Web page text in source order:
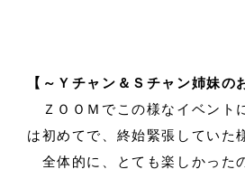
【～Ｙチャン＆Ｓチャン姉妹の
ＺＯＯＭでこの様なイベント
は初めてで、終始緊張していた
全体的に、とても楽しかった